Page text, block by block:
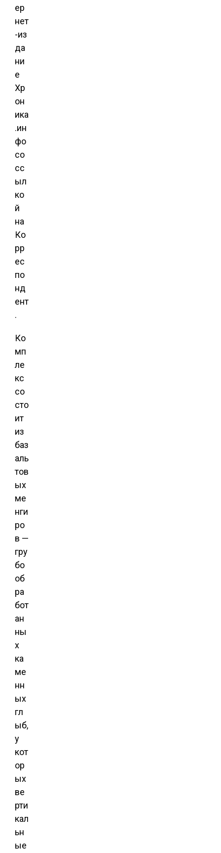
ер
нет
-из
да
ни
е
Хр
он
ика
.ин
фо
со
сс
ыл
ко
й
на
Ко
рр
ес
по
нд
ент
.
Ко
мп
ле
кс
со
сто
ит
из
баз
аль
тов
ых
ме
нги
ро
в —
гру
бо
об
ра
бот
ан
ны
х
ка
ме
нн
ых
гл
ыб,
у
кот
ор
ых
ве
рти
кал
ьн
ые